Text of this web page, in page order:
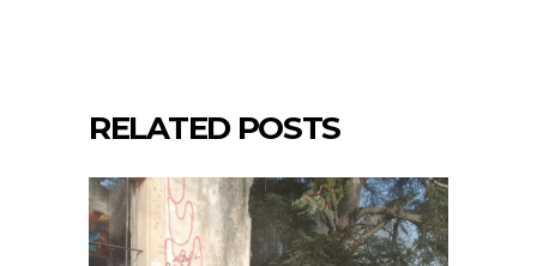
RELATED POSTS